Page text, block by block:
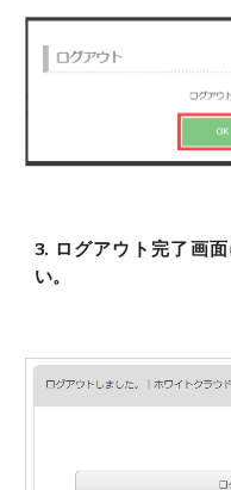
3. ログアウト完了画
い。